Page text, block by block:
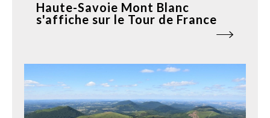
Haute-Savoie Mont Blanc
s'affiche sur le Tour de France